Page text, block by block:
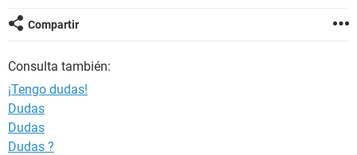
GLOSARIO
Compartir
Consulta también:
¡Tengo dudas!
Dudas
Dudas
Dudas ?